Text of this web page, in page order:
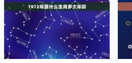
属马的人在于属猴的人的交往中
马的人的步伐而感到吃力，但他
后还在生活中找到很多意想不到
他们在性格上非常互补的，一个